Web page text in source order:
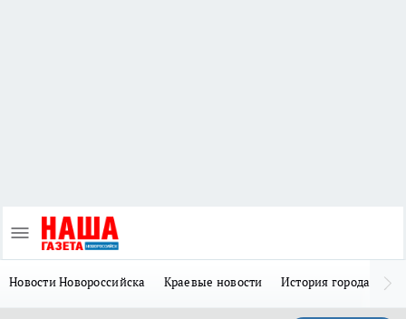
Новости Новороссийска Краевые новости История города Н